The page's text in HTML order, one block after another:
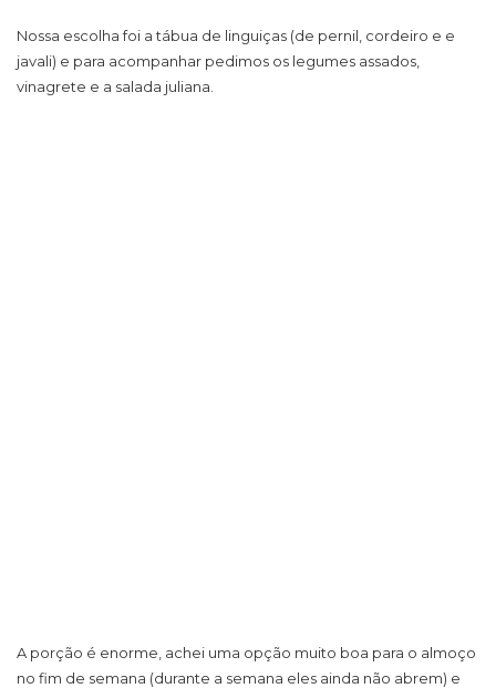
Nossa escolha foi a tábua de linguiças (de pernil, cordeiro e e
javali) e para acompanhar pedimos os legumes assados,
vinagrete e a salada juliana.
A porção é enorme, achei uma opção muito boa para o almoço
no fim de semana (durante a semana eles ainda não abrem) e